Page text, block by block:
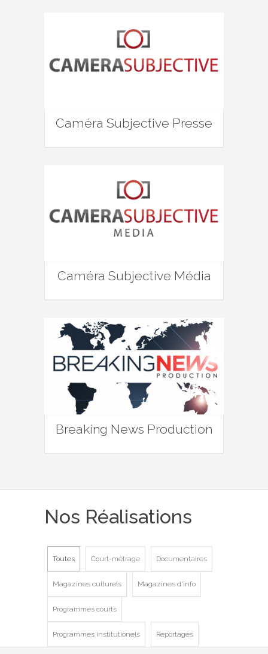
Caméra Subjective Presse
Caméra Subjective Média
Breaking News Production
Nos Réalisations
Toutes Court-métrage Documentaires
Magazines culturels Magazines d'info
Programmes courts
Programmes institutionels Reportages